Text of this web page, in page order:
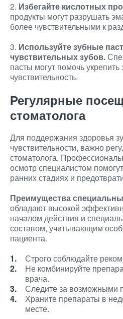
2. Избегайте кислотных
продукты могут разрушать
более чувствительными к
3. Используйте зубные
чувствительных зубов.
пасты могут помочь укрепить
чувствительность.
Регулярные
стоматолога
Для поддержания здоровья
чувствительности, важно
стоматолога.
осмотр специалистом
ранних стадиях и
Преимущества
обладают высокой
началом действия и
составом, учитывающим
пациента.
Строго соблюдайте
Не комбинируйте
врача.
Следите за возможными
Храните препараты в
месте.